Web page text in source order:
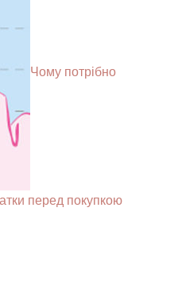
Чому потрібно
перед покупкою